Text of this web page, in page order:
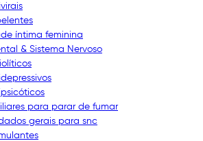
íntima feminina
& Sistema Nervoso
para parar de fumar
gerais para snc